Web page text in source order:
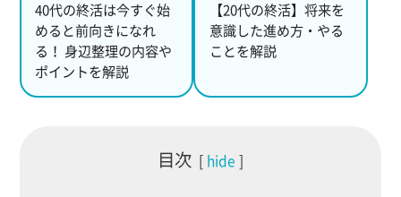
40代の終活は今すぐ始
めると前向きになれ
る！ 身辺整理の内容や
ポイントを解説
【20代の終活】将来を
意識した進め方・やる
ことを解説
目次 hide